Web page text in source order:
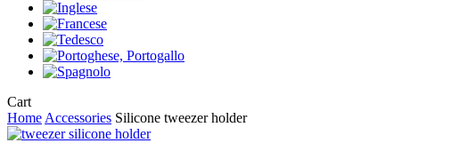
CartClose
Cart
Home Accessories Silicone tweezer holder